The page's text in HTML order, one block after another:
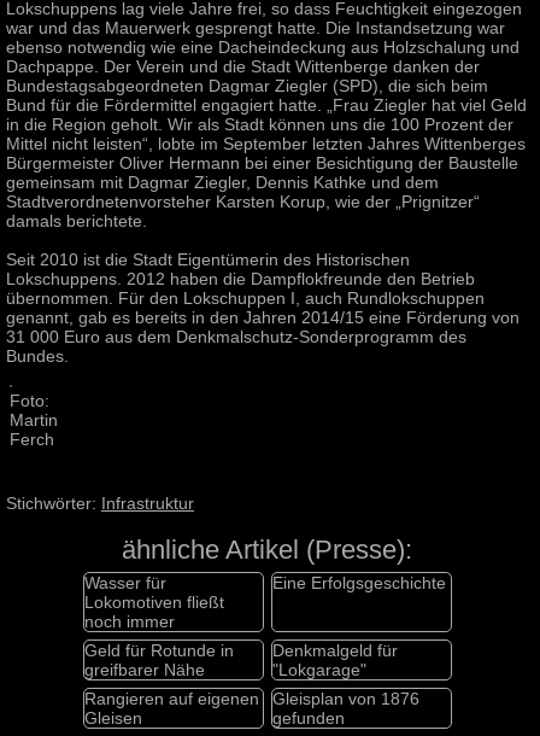
Lokschuppens lag viele Jahre frei, so dass Feuchtigkeit eingezogen
war und das Mauerwerk gesprengt hatte. Die Instandsetzung war
ebenso notwendig wie eine Dacheindeckung aus Holzschalung und
Dachpappe. Der Verein und die Stadt Wittenberge danken der
Bundestagsabgeordneten Dagmar Ziegler (SPD), die sich beim
Bund für die Fördermittel engagiert hatte. „Frau Ziegler hat viel Geld
in die Region geholt. Wir als Stadt können uns die 100 Prozent der
Mittel nicht leisten“, lobte im September letzten Jahres Wittenberges
Bürgermeister Oliver Hermann bei einer Besichtigung der Baustelle
gemeinsam mit Dagmar Ziegler, Dennis Kathke und dem
Stadtverordnetenvorsteher Karsten Korup, wie der „Prignitzer“
damals berichtete.
Seit 2010 ist die Stadt Eigentümerin des Historischen
Lokschuppens. 2012 haben die Dampflokfreunde den Betrieb
übernommen. Für den Lokschuppen I, auch Rundlokschuppen
genannt, gab es bereits in den Jahren 2014/15 eine Förderung von
31 000 Euro aus dem Denkmalschutz-Sonderprogramm des
Bundes.
Foto:
Martin
Ferch
Stichwörter: Infrastruktur
ähnliche Artikel (Presse):
Wasser für
Lokomotiven fließt
noch immer
Eine Erfolgsgeschichte
Geld für Rotunde in
greifbarer Nähe
Denkmalgeld für
"Lokgarage"
Rangieren auf eigenen
Gleisen
Gleisplan von 1876
gefunden